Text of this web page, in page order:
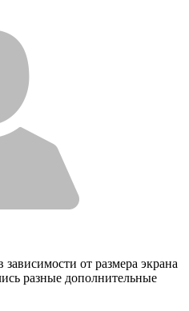
зависимости от размера экрана
разные дополнительные